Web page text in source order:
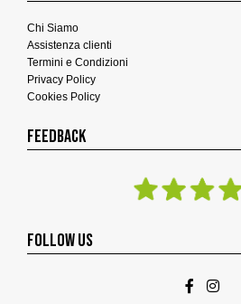
Chi Siamo
Assistenza clienti
Termini e Condizioni
Privacy Policy
Cookies Policy
FEEDBACK
FOLLOW US